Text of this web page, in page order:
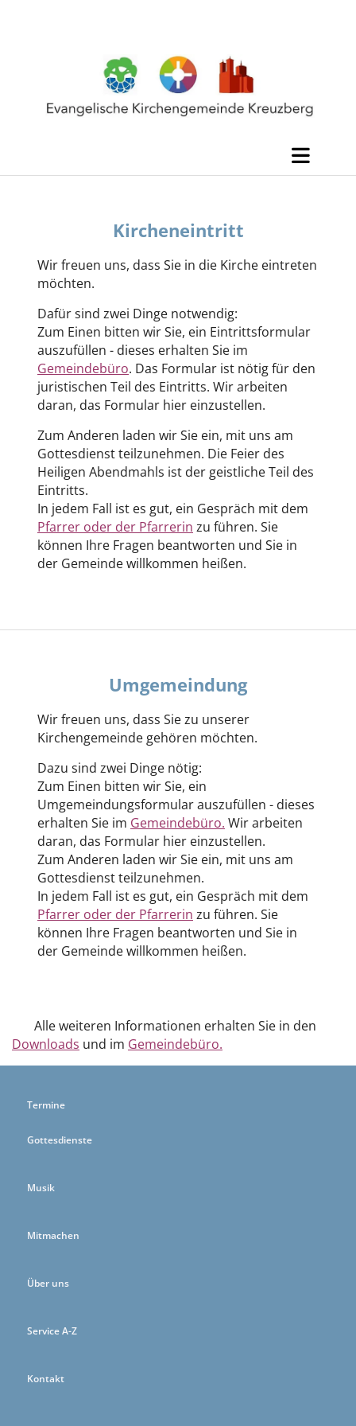
Kircheneintritt
Wir freuen uns, dass Sie in die Kirche eintreten
möchten.
Dafür sind zwei Dinge notwendig:
Zum Einen bitten wir Sie, ein Eintrittsformular
auszufüllen - dieses erhalten Sie im
Gemeindebüro. Das Formular ist nötig für den
juristischen Teil des Eintritts. Wir arbeiten
daran, das Formular hier einzustellen.
Zum Anderen laden wir Sie ein, mit uns am
Gottesdienst teilzunehmen. Die Feier des
Heiligen Abendmahls ist der geistliche Teil des
Eintritts.
In jedem Fall ist es gut, ein Gespräch mit dem
Pfarrer oder der Pfarrerin zu führen. Sie
können Ihre Fragen beantworten und Sie in
der Gemeinde willkommen heißen.
Umgemeindung
Wir freuen uns, dass Sie zu unserer
Kirchengemeinde gehören möchten.
Dazu sind zwei Dinge nötig:
Zum Einen bitten wir Sie, ein
Umgemeindungsformular auszufüllen - dieses
erhalten Sie im Gemeindebüro. Wir arbeiten
daran, das Formular hier einzustellen.
Zum Anderen laden wir Sie ein, mit uns am
Gottesdienst teilzunehmen.
In jedem Fall ist es gut, ein Gespräch mit dem
Pfarrer oder der Pfarrerin zu führen. Sie
können Ihre Fragen beantworten und Sie in
der Gemeinde willkommen heißen.
Alle weiteren Informationen erhalten Sie in den
Downloads und im Gemeindebüro.
Termine
Gottesdienste
Musik
Mitmachen
Über uns
Service A-Z
Kontakt